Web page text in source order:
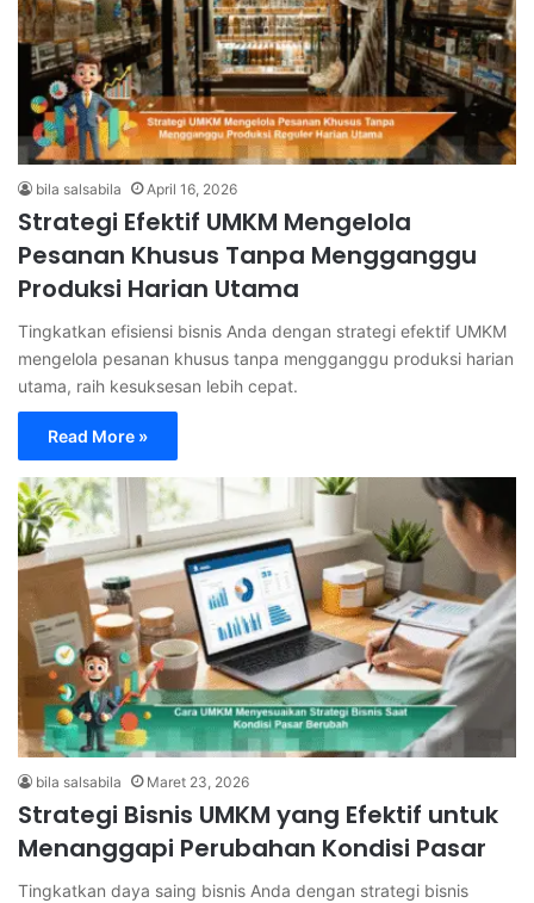
bila salsabila April 16, 2026
Strategi Efektif UMKM Mengelola
Pesanan Khusus Tanpa Mengganggu
Produksi Harian Utama
Tingkatkan efisiensi bisnis Anda dengan strategi efektif UMKM
mengelola pesanan khusus tanpa mengganggu produksi harian
utama, raih kesuksesan lebih cepat.
Read More »
bila salsabila Maret 23, 2026
Strategi Bisnis UMKM yang Efektif untuk
Menanggapi Perubahan Kondisi Pasar
Tingkatkan daya saing bisnis Anda dengan strategi bisnis